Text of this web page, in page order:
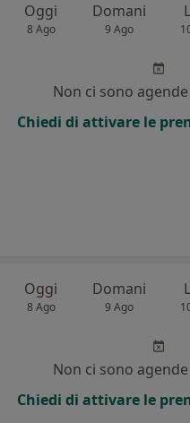
Oggi
8 Ago
Domani
9 Ago
Non ci sono
Chiedi di attivare le
Oggi
8 Ago
Domani
9 Ago
Non ci sono
Chiedi di attivare le